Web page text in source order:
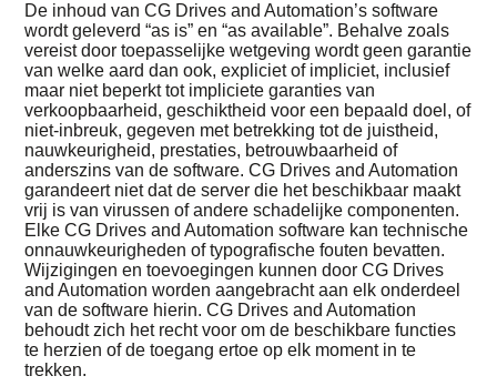
De inhoud van CG Drives and Automation’s software
wordt geleverd “as is” en “as available”. Behalve zoals
vereist door toepasselijke wetgeving wordt geen garantie
van welke aard dan ook, expliciet of impliciet, inclusief
maar niet beperkt tot impliciete garanties van
verkoopbaarheid, geschiktheid voor een bepaald doel, of
niet-inbreuk, gegeven met betrekking tot de juistheid,
nauwkeurigheid, prestaties, betrouwbaarheid of
anderszins van de software. CG Drives and Automation
garandeert niet dat de server die het beschikbaar maakt
vrij is van virussen of andere schadelijke componenten.
Elke CG Drives and Automation software kan technische
onnauwkeurigheden of typografische fouten bevatten.
Wijzigingen en toevoegingen kunnen door CG Drives
and Automation worden aangebracht aan elk onderdeel
van de software hierin. CG Drives and Automation
behoudt zich het recht voor om de beschikbare functies
te herzien of de toegang ertoe op elk moment in te
trekken.